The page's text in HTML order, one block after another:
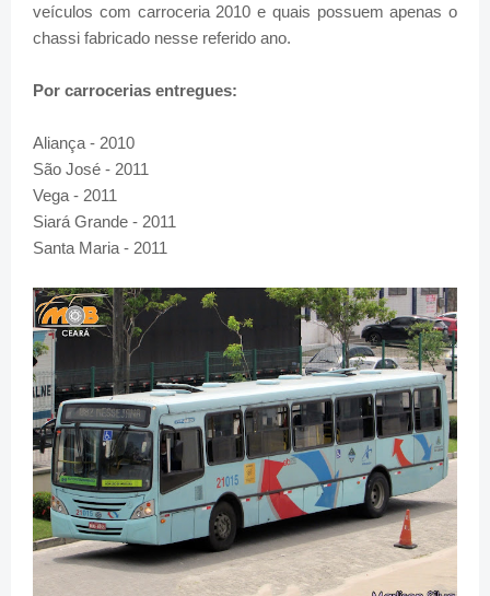
veículos com carroceria 2010 e quais possuem apenas o
chassi fabricado nesse referido ano.
Por carrocerias entregues:
Aliança - 2010
São José - 2011
Vega - 2011
Siará Grande - 2011
Santa Maria - 2011